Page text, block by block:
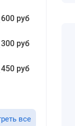
600 руб
300 руб
450 руб
все